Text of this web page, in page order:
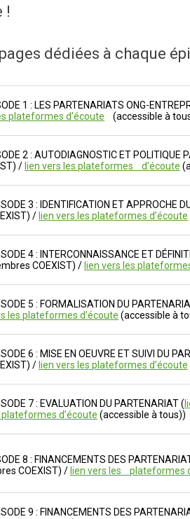
!
dédiées à chaque
1 : LES PARTENARIATS ONG-
plateformes d’écoute (accessible à
2 : AUTODIAGNOSTIC ET POLITIQUE
/ lien vers les plateformes d’écoute
3 : IDENTIFICATION ET APPROCHE
/ lien vers les plateformes d’écoute
4 : INTERCONNAISSANCE ET
COEXIST) / lien vers les
5 : FORMALISATION DU
les plateformes d’écoute (accessible à
6 : MISE EN OEUVRE ET SUIVI DU
/ lien vers les plateformes d’écoute
7 : EVALUATION DU PARTENARIAT (
plateformes d’écoute (accessible à tous))
8 : FINANCEMENTS DES
COEXIST) / lien vers les plateformes
9 : FINANCEMENTS DES